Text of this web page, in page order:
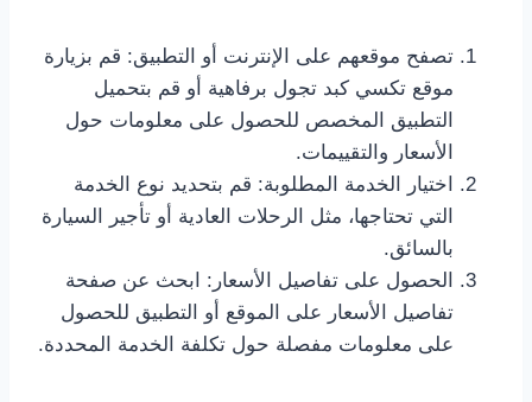
تصفح موقعهم على الإنترنت أو التطبيق: قم بزيارة
موقع تكسي كبد تجول برفاهية أو قم بتحميل
التطبيق المخصص للحصول على معلومات حول
الأسعار والتقييمات.
اختيار الخدمة المطلوبة: قم بتحديد نوع الخدمة
التي تحتاجها، مثل الرحلات العادية أو تأجير السيارة
بالسائق.
الحصول على تفاصيل الأسعار: ابحث عن صفحة
تفاصيل الأسعار على الموقع أو التطبيق للحصول
على معلومات مفصلة حول تكلفة الخدمة المحددة.